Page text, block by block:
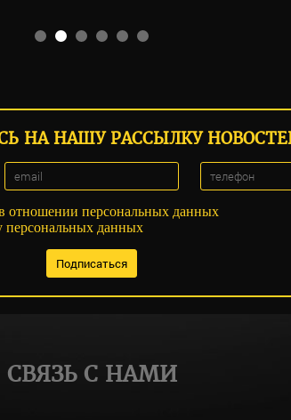
НА НАШУ РАССЫЛКУ
отношении персональных данных
персональных данных
СВЯЗЬ С НАМИ